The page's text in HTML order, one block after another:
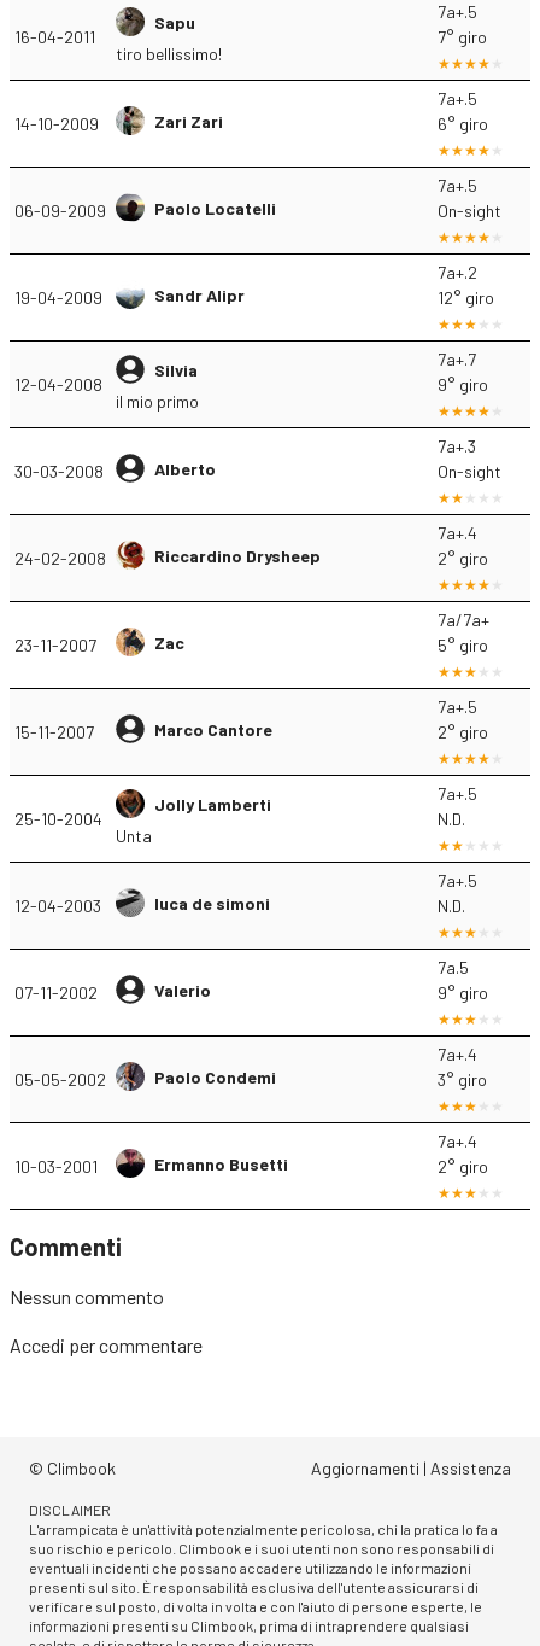
16-04-2011
Sapu
tiro bellissimo!
7a+.5
7° giro
14-10-2009 Zari Zari
7a+.5
6° giro
06-09-2009 Paolo Locatelli
7a+.5
On-sight
19-04-2009 Sandr Alipr
7a+.2
12° giro
12-04-2008
Silvia
il mio primo
7a+.7
9° giro
30-03-2008 Alberto
7a+.3
On-sight
24-02-2008 Riccardino Drysheep
7a+.4
2° giro
23-11-2007 Zac
7a/7a+
5° giro
15-11-2007 Marco Cantore
7a+.5
2° giro
25-10-2004
Jolly Lamberti
Unta
7a+.5
N.D.
12-04-2003 luca de simoni
7a+.5
N.D.
07-11-2002 Valerio
7a.5
9° giro
05-05-2002 Paolo Condemi
7a+.4
3° giro
10-03-2001 Ermanno Busetti
7a+.4
2° giro
Commenti
Nessun commento
Accedi per commentare
© Climbook Aggiornamenti | Assistenza
DISCLAIMER
L'arrampicata è un'attività potenzialmente pericolosa, chi la pratica lo fa a
suo rischio e pericolo. Climbook e i suoi utenti non sono responsabili di
eventuali incidenti che possano accadere utilizzando le informazioni
presenti sul sito. È responsabilità esclusiva dell'utente assicurarsi di
verificare sul posto, di volta in volta e con l'aiuto di persone esperte, le
informazioni presenti su Climbook, prima di intraprendere qualsiasi